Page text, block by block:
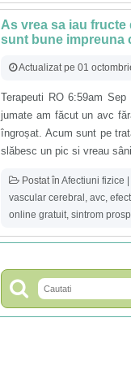
As vrea sa iau fructe
sunt bune impreuna
Actualizat pe 01
Terapeuti RO 6:59am
jumate am făcut un avc
îngroșat. Acum sunt pe
slăbesc un pic si vreau
Postat în Afectiuni fizice
vascular cerebral avc
online gratuit sintrom